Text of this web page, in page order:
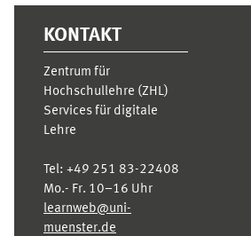
KONTAKT
Zentrum für
Hochschullehre (ZHL)
Services für digitale
Lehre
Tel: +49 251 83-22408
Mo.- Fr. 10–16 Uhr
learnweb@uni-
muenster.de